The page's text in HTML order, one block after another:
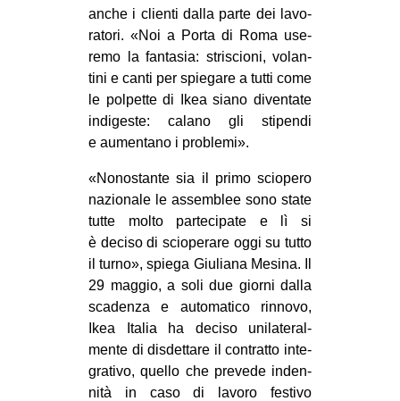
anche i clienti dalla parte dei lavo­
ra­tori. «Noi a Porta di Roma use­
remo la fan­ta­sia: stri­scioni, volan­
tini e canti per spie­gare a tutti come
le pol­pette di Ikea siano diven­tate
indi­ge­ste: calano gli sti­pendi
e aumen­tano i problemi».
«Nono­stante sia il primo scio­pero
nazio­nale le assem­blee sono state
tutte molto par­te­ci­pate e lì si
è deciso di scio­pe­rare oggi su tutto
il turno», spiega Giu­liana Mesina. Il
29 mag­gio, a soli due giorni dalla
sca­denza e auto­ma­tico rin­novo,
Ikea Ita­lia ha deciso uni­la­te­ral­
mente di disdet­tare il con­tratto inte­
gra­tivo, quello che pre­vede inden­
nità in caso di lavoro festivo